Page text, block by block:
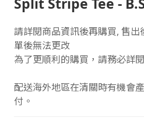
請詳閱商品資訊後再購買, 售
單後無法更改
為了更順利的購買，請務必詳
配送海外地區在清關時有機會
付。